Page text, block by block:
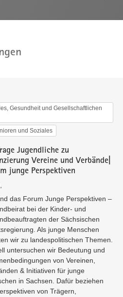
Gesundheit und Gesellschaftlichen
und Soziales
Jugendliche zu
Vereine und Verbände|
junge Perspektiven
das Forum Junge Perspektiven –
bei der Kinder- und
der Sächsischen
Als junge Menschen
wir zu landespolitischen Themen.
untersuchen wir Bedeutung und
von Vereinen,
& Initiativen für junge
in Sachsen. Dafür beziehen
von Trägern,